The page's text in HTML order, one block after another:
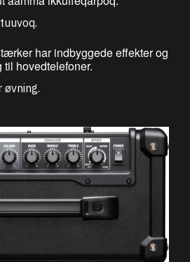
har indbyggede effekter og
til hovedtelefoner.